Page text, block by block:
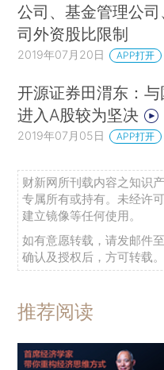
公司、基金管理公
司外资股比限制
2019年07月20日 APP打开
开源证券田渭东：
进入A股较为坚决
2019年07月05日 APP打开
财新网所刊载内容之知识
专属所有或持有。未经许
建立镜像等任何使用。
如有意愿转载，请发邮件至
确认及授权后，方可转载。
推荐阅读